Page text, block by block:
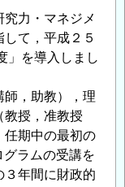
力・マネジメ
て，平成２５
」を導入しまし
師，助教），理
教授，准教授
任期中の最初の
グラムの受講を
３年間に財政的